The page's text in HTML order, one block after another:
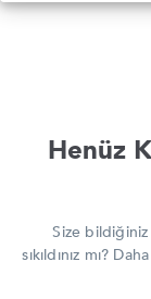
Henüz
Size bildiğiniz
sıkıldınız mı?